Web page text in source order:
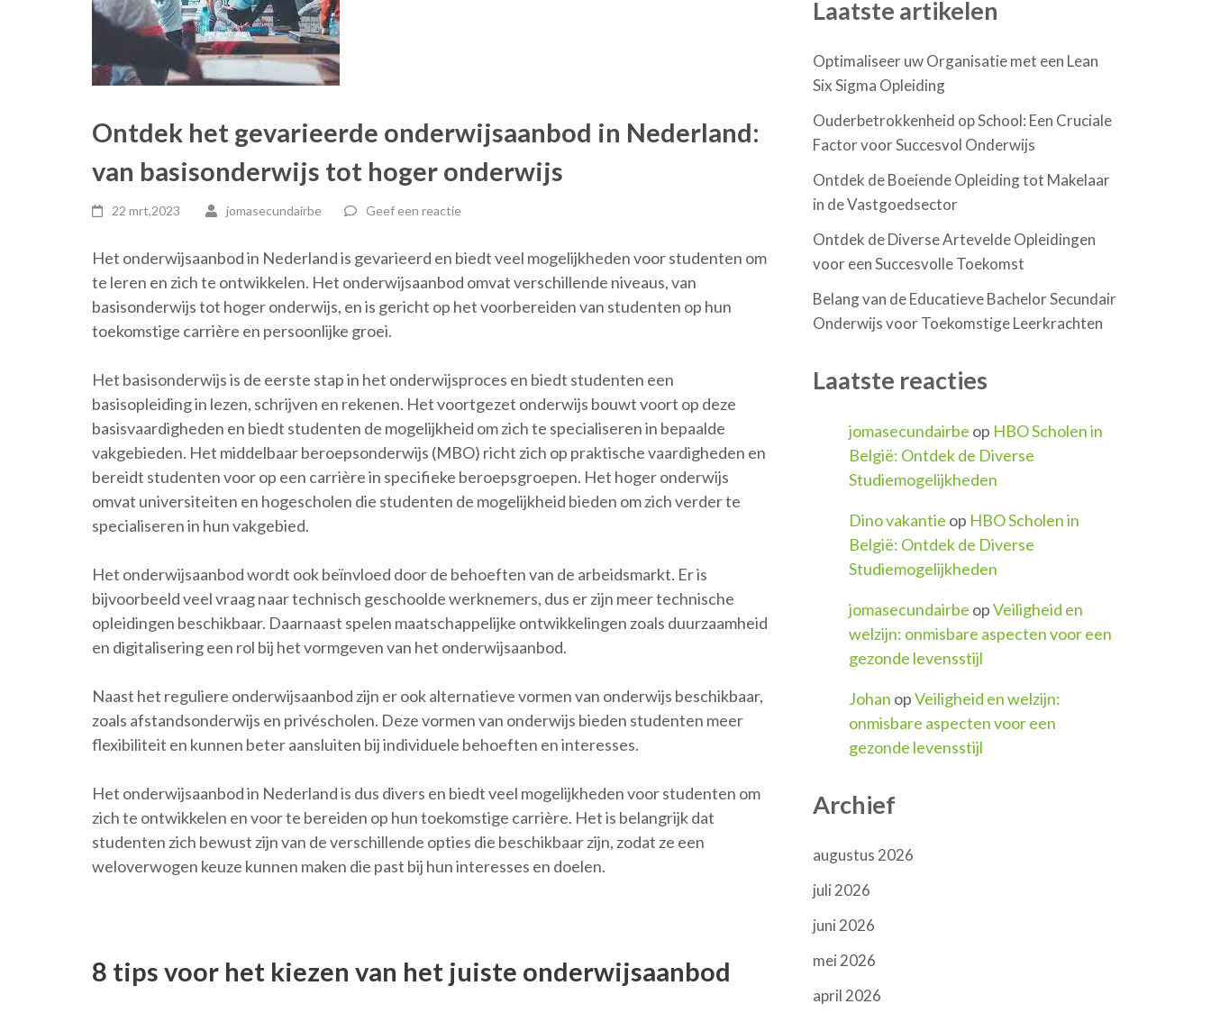
Ontdek het gevarieerde onderwijsaanbod in Nederland:
van basisonderwijs tot hoger onderwijs
22 mrt,2023 jomasecundairbe Geef een reactie
Het onderwijsaanbod in Nederland is gevarieerd en biedt veel mogelijkheden voor studenten om
te leren en zich te ontwikkelen. Het onderwijsaanbod omvat verschillende niveaus, van
basisonderwijs tot hoger onderwijs, en is gericht op het voorbereiden van studenten op hun
toekomstige carrière en persoonlijke groei.
Het basisonderwijs is de eerste stap in het onderwijsproces en biedt studenten een
basisopleiding in lezen, schrijven en rekenen. Het voortgezet onderwijs bouwt voort op deze
basisvaardigheden en biedt studenten de mogelijkheid om zich te specialiseren in bepaalde
vakgebieden. Het middelbaar beroepsonderwijs (MBO) richt zich op praktische vaardigheden en
bereidt studenten voor op een carrière in specifieke beroepsgroepen. Het hoger onderwijs
omvat universiteiten en hogescholen die studenten de mogelijkheid bieden om zich verder te
specialiseren in hun vakgebied.
Het onderwijsaanbod wordt ook beïnvloed door de behoeften van de arbeidsmarkt. Er is
bijvoorbeeld veel vraag naar technisch geschoolde werknemers, dus er zijn meer technische
opleidingen beschikbaar. Daarnaast spelen maatschappelijke ontwikkelingen zoals duurzaamheid
en digitalisering een rol bij het vormgeven van het onderwijsaanbod.
Naast het reguliere onderwijsaanbod zijn er ook alternatieve vormen van onderwijs beschikbaar,
zoals afstandsonderwijs en privéscholen. Deze vormen van onderwijs bieden studenten meer
flexibiliteit en kunnen beter aansluiten bij individuele behoeften en interesses.
Het onderwijsaanbod in Nederland is dus divers en biedt veel mogelijkheden voor studenten om
zich te ontwikkelen en voor te bereiden op hun toekomstige carrière. Het is belangrijk dat
studenten zich bewust zijn van de verschillende opties die beschikbaar zijn, zodat ze een
weloverwogen keuze kunnen maken die past bij hun interesses en doelen.
8 tips voor het kiezen van het juiste onderwijsaanbod
Laatste artikelen
Optimaliseer uw Organisatie met een Lean
Six Sigma Opleiding
Ouderbetrokkenheid op School: Een Cruciale
Factor voor Succesvol Onderwijs
Ontdek de Boeiende Opleiding tot Makelaar
in de Vastgoedsector
Ontdek de Diverse Artevelde Opleidingen
voor een Succesvolle Toekomst
Belang van de Educatieve Bachelor Secundair
Onderwijs voor Toekomstige Leerkrachten
Laatste reacties
jomasecundairbe op HBO Scholen in
België: Ontdek de Diverse
Studiemogelijkheden
Dino vakantie op HBO Scholen in
België: Ontdek de Diverse
Studiemogelijkheden
jomasecundairbe opVeiligheid en
welzijn: onmisbare aspecten voor een
gezonde levensstijl
Johan opVeiligheid en welzijn:
onmisbare aspecten voor een
gezonde levensstijl
Archief
augustus 2026
juli 2026
juni 2026
mei 2026
april 2026